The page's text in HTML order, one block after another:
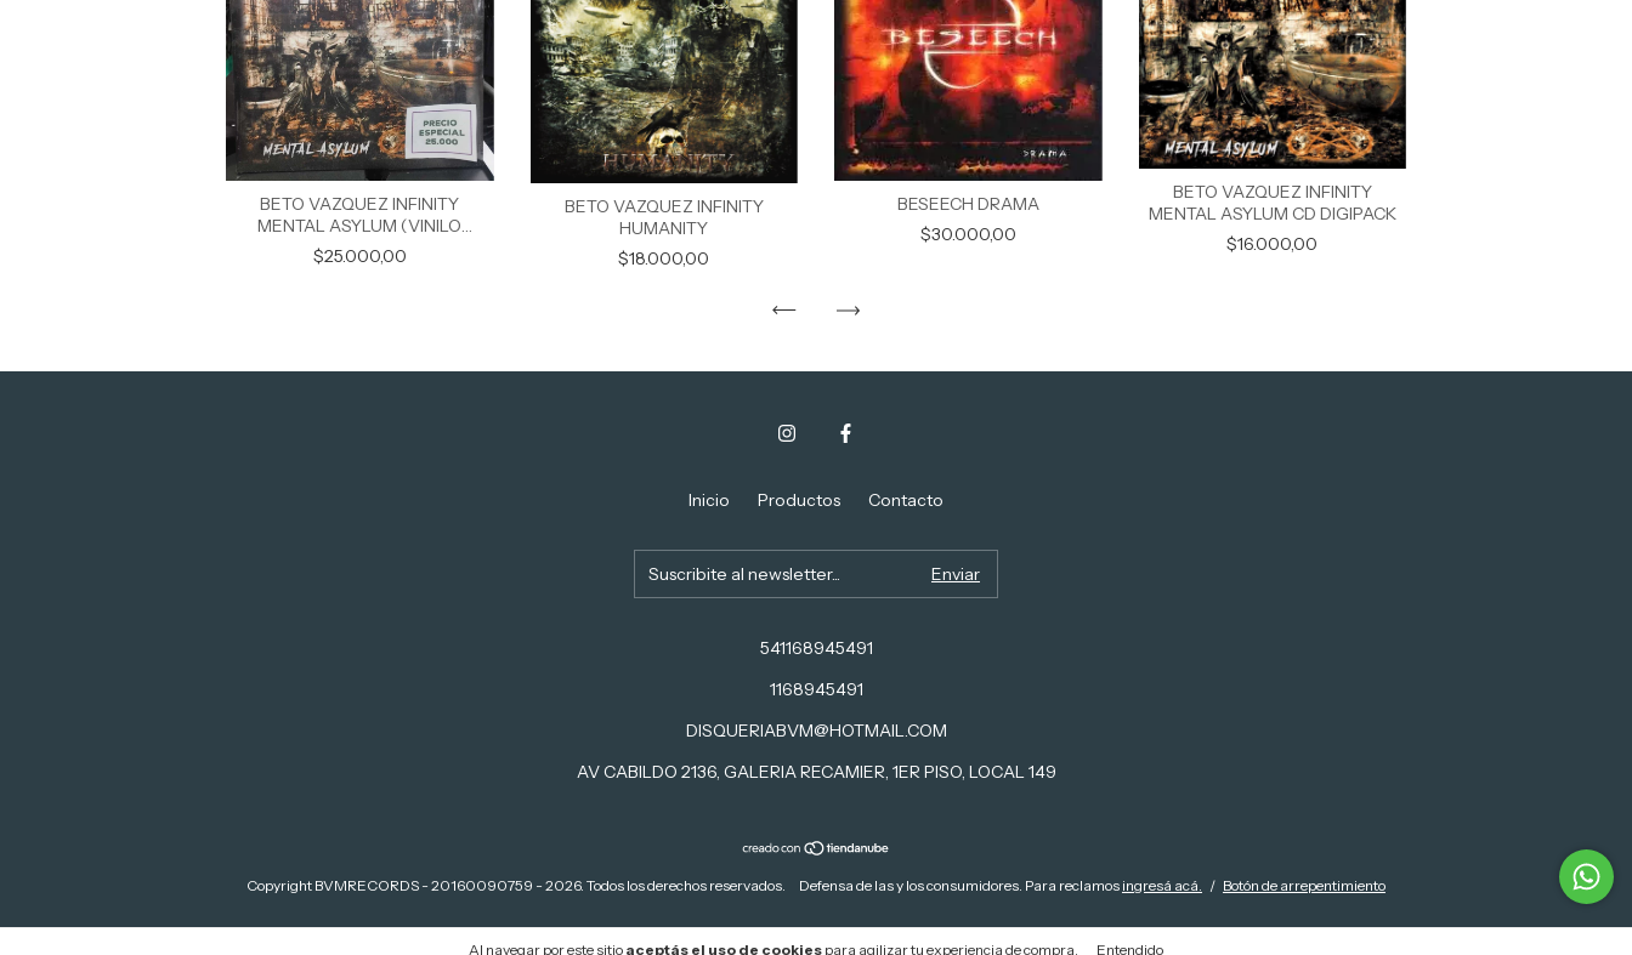
Al navegar por este sitio aceptás el uso de cookies para agilizar tu experiencia de compra. Entendido
BETO VAZQUEZ INFINITY
MENTAL ASYLUM (VINILO
GATEFOLD)
$25.000,00
BETO VAZQUEZ INFINITY
HUMANITY
$18.000,00
BESEECH DRAMA
$30.000,00
BETO VAZQUEZ INFINITY
MENTAL ASYLUM CD DIGIPACK
$16.000,00
Inicio Productos Contacto
541168945491
1168945491
DISQUERIABVM@HOTMAIL.COM
AV CABILDO 2136, GALERIA RECAMIER, 1ER PISO, LOCAL 149
Copyright BVMRECORDS - 20160090759 - 2026. Todos los derechos reservados. Defensa de las y los consumidores. Para reclamos ingresá acá. / Botón de arrepentimiento